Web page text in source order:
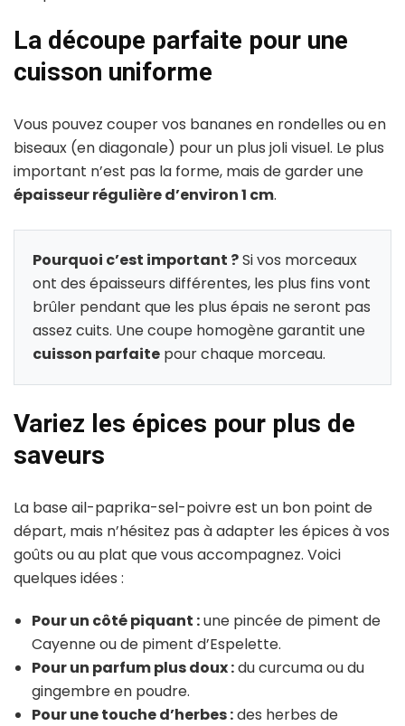
La découpe parfaite pour une
cuisson uniforme
Vous pouvez couper vos bananes en rondelles ou en
biseaux (en diagonale) pour un plus joli visuel. Le plus
important n’est pas la forme, mais de garder une
épaisseur régulière d’environ 1 cm.
Pourquoi c’est important ?Si vos morceaux
ont des épaisseurs différentes, les plus fins vont
brûler pendant que les plus épais ne seront pas
assez cuits. Une coupe homogène garantit une
cuisson parfaite pour chaque morceau.
Variez les épices pour plus de
saveurs
La base ail-paprika-sel-poivre est un bon point de
départ, mais n’hésitez pas à adapter les épices à vos
goûts ou au plat que vous accompagnez. Voici
quelques idées :
Pour un côté piquant :une pincée de piment de
Cayenne ou de piment d’Espelette.
Pour un parfum plus doux :du curcuma ou du
gingembre en poudre.
Pour une touche d’herbes :des herbes de